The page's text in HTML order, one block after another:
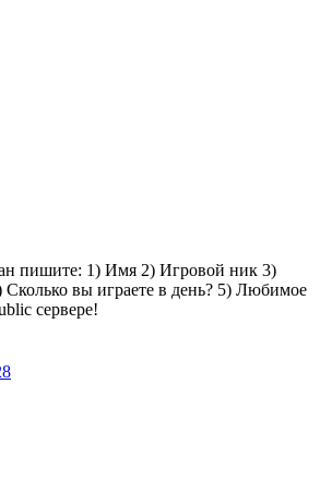
пишите: 1) Имя 2) Игровой ник 3)
Сколько вы играете в день? 5) Любимое
сервере!